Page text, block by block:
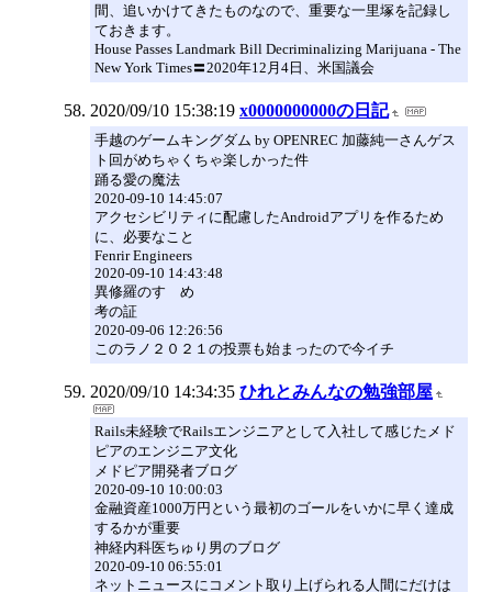
間、追いかけてきたものなので、重要な一里塚を記録し
ておきます。
House Passes Landmark Bill Decriminalizing Marijuana - The
New York Times〓2020年12月4日、米国議会
2020/09/10 15:38:19 x0000000000の日記
手越のゲームキングダム by OPENREC 加藤純一さんゲス
ト回がめちゃくちゃ楽しかった件
踊る愛の魔法
2020-09-10 14:45:07
アクセシビリティに配慮したAndroidアプリを作るため
に、必要なこと
Fenrir Engineers
2020-09-10 14:43:48
異修羅のすゝめ
考の証
2020-09-06 12:26:56
このラノ２０２１の投票も始まったので今イチ
2020/09/10 14:34:35 ひれとみんなの勉強部屋
Rails未経験でRailsエンジニアとして入社して感じたメド
ピアのエンジニア文化
メドピア開発者ブログ
2020-09-10 10:00:03
金融資産1000万円という最初のゴールをいかに早く達成
するかが重要
神経内科医ちゅり男のブログ
2020-09-10 06:55:01
ネットニュースにコメント取り上げられる人間にだけは